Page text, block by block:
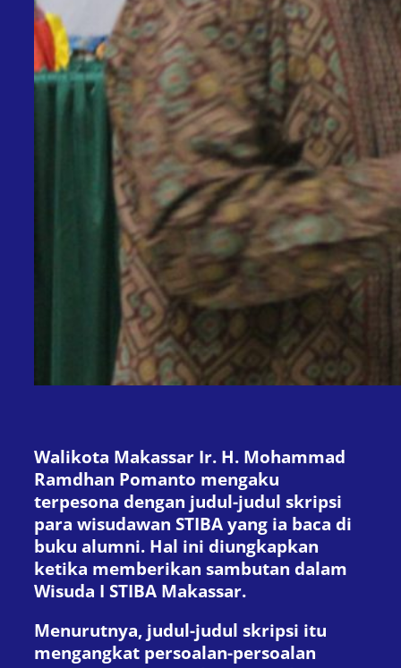
Walikota Makassar Ir. H. Mohammad
Ramdhan Pomanto mengaku
terpesona dengan judul-judul skripsi
para wisudawan STIBA yang ia baca di
buku alumni. Hal ini diungkapkan
ketika memberikan sambutan dalam
Wisuda I STIBA Makassar.
Menurutnya, judul-judul skripsi itu
mengangkat persoalan-persoalan